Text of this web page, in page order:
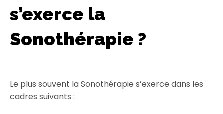
s’exerce la
Sonothérapie ?
Le plus souvent la Sonothérapie s’exerce dans les
cadres suivants :